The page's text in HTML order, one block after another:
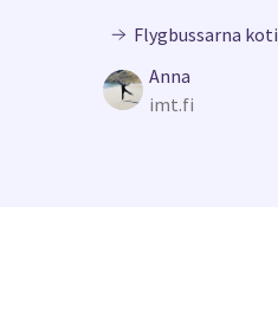
Flygbussarna
Anna
imt.fi